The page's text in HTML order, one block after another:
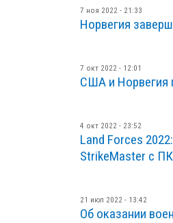
7 ноя 2022 - 21:33
Норвегия
7 окт 2022 - 12:01
США и Норвегия
4 окт 2022 - 23:52
Land Forces
StrikeMaster с
21 июл 2022 - 13:42
Об оказании